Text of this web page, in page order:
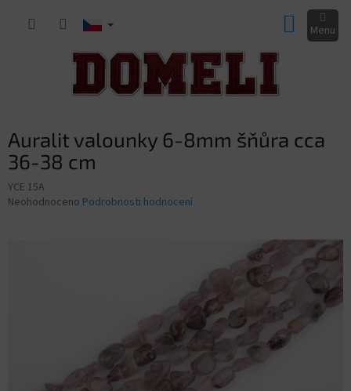
KOŠÍK
Auralit valounky 6-8mm šňůra cca
36-38 cm
YCE 15A
Průměrné
Neohodnoceno Podrobnosti hodnocení